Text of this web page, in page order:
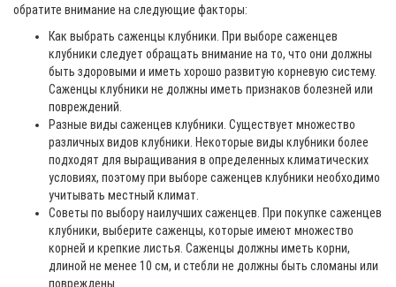
обратите внимание на следующие факторы:
Как выбрать саженцы клубники. При выборе саженцев
клубники следует обращать внимание на то, что они должны
быть здоровыми и иметь хорошо развитую корневую систему.
Саженцы клубники не должны иметь признаков болезней или
повреждений.
Разные виды саженцев клубники. Существует множество
различных видов клубники. Некоторые виды клубники более
подходят для выращивания в определенных климатических
условиях, поэтому при выборе саженцев клубники необходимо
учитывать местный климат.
Советы по выбору наилучших саженцев. При покупке саженцев
клубники, выберите саженцы, которые имеют множество
корней и крепкие листья. Саженцы должны иметь корни,
длиной не менее 10 см, и стебли не должны быть сломаны или
повреждены.